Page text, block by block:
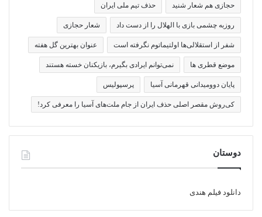
حجازی هم شعار شنید حذف تیم ملی ایران
روزبه چشمی بازی با الهلال را از دست داد شعار حجازی
شفر از استقلالی‌ها اولتیماتوم نگرفته است عنوان بهترین گل هفته
موضع قطری ها نمی‌توانم ایرادی بگیرم، بازیکنان خسته هستند
پایان دوومیدانی قهرمانی آسیا پرسپولیس
کی‌روش مقصر اصلی حذف ایران از جام ملت‌های آسیا را معرفی کرد!
دوستان
دانلود فیلم هندی